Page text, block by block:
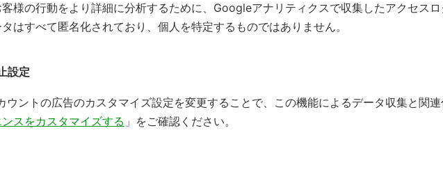
様の行動をより詳細に分析するために、Googleアナリティクスで収集したアクセス
はすべて匿名化されており、個人を特定するものではありません。
設定
ントの広告のカスタマイズ設定を変更することで、この機能によるデータ収集と関
スをカスタマイズする 」をご確認ください。